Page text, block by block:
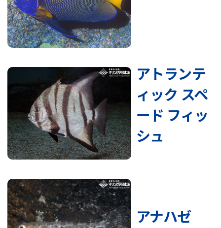
アトランテ
ィック スペ
ード フィッ
シュ
アナハゼ